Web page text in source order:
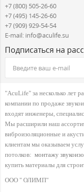
+7 (800) 505-26-60
+7 (495) 145-26-60
+7 (909) 929-54-54
E-mail: info@aculife.su
Подписаться на
"AcuLife" за несколько лет
компании по продаже
входят инженеры,
Мы расширили наш
виброизоляционные и
клиентам мы оказываем
потолков: монтажу
купить материалы для
ООО " ОЛИМП"